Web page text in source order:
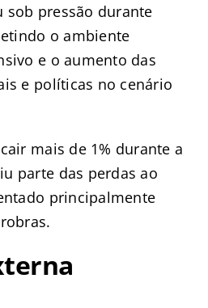
sob pressão durante
o ambiente
e o aumento das
e políticas no cenário
mais de 1% durante a
parte das perdas ao
principalmente